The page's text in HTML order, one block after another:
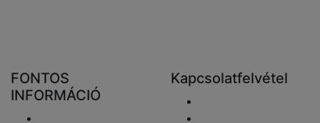
FONTOS
INFORMÁCIÓ
Kapcsolatfelvétel